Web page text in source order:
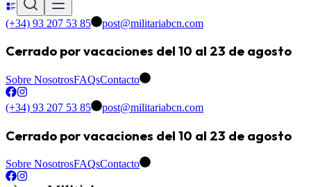
(+34) 93 207 53 85 post@militariabcn.com
Cerrado por vacaciones del 10 al 23 de agosto
Sobre NosotrosFAQsContacto
(+34) 93 207 53 85 post@militariabcn.com
Cerrado por vacaciones del 10 al 23 de agosto
Sobre NosotrosFAQsContacto